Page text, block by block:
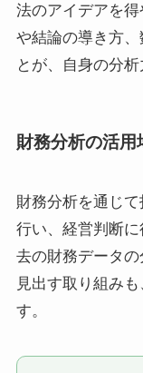
法のアイデアを
や結論の導き方
とが、自身の分
財務分析の活用
財務分析を通じ
行い、経営判断
去の財務データ
見出す取り組み
す。